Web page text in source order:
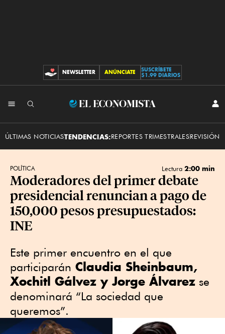
CONTRIBUCIONES
NEWSLETTER ANÚNCIATE
SUSCRÍBETE
$1.99 DIARIOS
El
ÚLTIMAS NOTICIASTENDENCIAS:REPORTES TRIMESTRALESREVISIÓN
POLÍTICA Lectura 2:00 min
Moderadores del primer debate
presidencial renuncian a pago de
150,000 pesos presupuestados:
INE
Este primer encuentro en el que
participarán Claudia Sheinbaum,
Xochitl Gálvez y Jorge Álvarez se
denominará “La sociedad que
queremos”.